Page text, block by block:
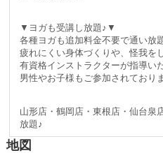
▼ヨガも受講し放題♪▼
各種ヨガも追加料金不要で通い放
疲れにくい身体づくりや、怪我を
有資格インストラクターが指導い
男性やお子様もご参加されており
山形店・鶴岡店・東根店・仙台泉
放題♪
地図